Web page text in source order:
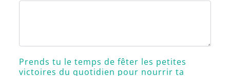
Prends tu le temps de fêter les petites
victoires du quotidien pour nourrir ta